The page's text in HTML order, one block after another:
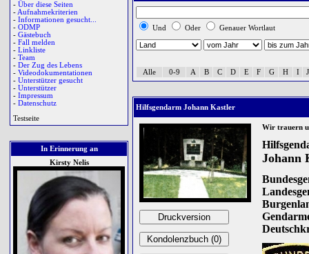
- Über diese Seiten
- Aufnahmekriterien
- Informationen gesucht...
- ODMP
- Gästebuch
- Fall melden
- Linkliste
- Team
- Der Zug des Lebens
- Videodokumentationen
- Unterstützer gesucht
- Unterstützer
- Impressum
- Datenschutz
Testseite
In Erinnerung an
Kirsty Nelis
Und Oder Genauer Wortlaut
Alle 0-9 A B C D E F G H I J
Hilfsgendarm Johann Kastler
Wir trauern
Johann